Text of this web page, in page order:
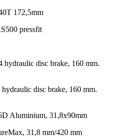
172,5mm
pressfit
hydraulic disc brake, 160 mm.
disc brake, 160 mm.
Aluminium, 31,8x90mm
31,8 mm/420 mm